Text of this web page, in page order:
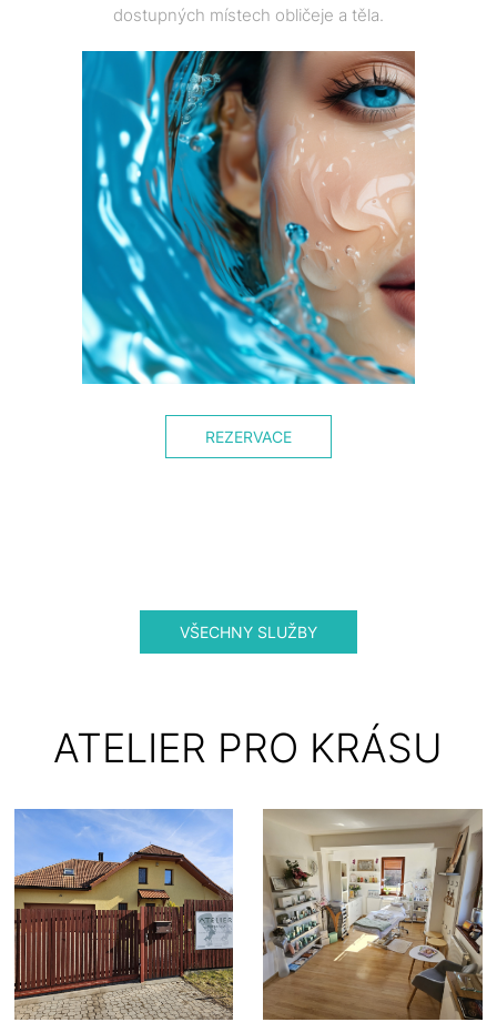
dostupných místech obličeje a těla.
REZERVACE
VŠECHNY SLUŽBY
ATELIER PRO KRÁSU